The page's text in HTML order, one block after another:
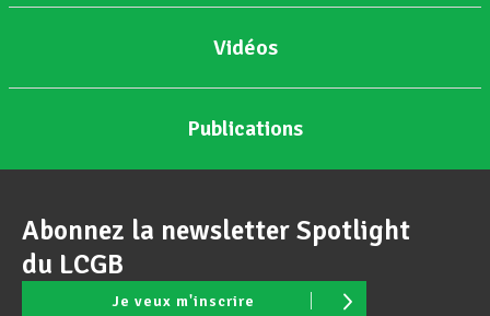
Vidéos
Publications
Abonnez la newsletter Spotlight
du LCGB
Je veux m'inscrire